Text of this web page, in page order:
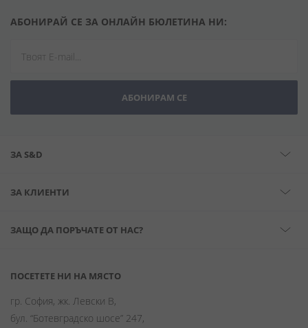
АБОНИРАЙ СЕ ЗА ОНЛАЙН БЮЛЕТИНА НИ:
АБОНИРАМ СЕ
ЗА S&D
ЗА КЛИЕНТИ
ЗАЩО ДА ПОРЪЧАТЕ ОТ НАС?
ПОСЕТЕТЕ НИ НА МЯСТО
гр. София, жк. Левски В,
бул. “Ботевградско шосе” 247,